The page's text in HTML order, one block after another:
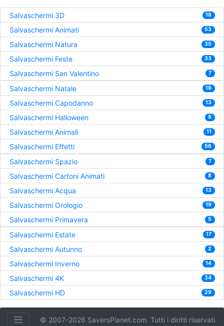
Salvaschermi 3D 18
Salvaschermi Animati 53
Salvaschermi Natura 35
Salvaschermi Feste 33
Salvaschermi San Valentino 7
Salvaschermi Natale 16
Salvaschermi Capodanno 13
Salvaschermi Halloween 8
Salvaschermi Animali 11
Salvaschermi Effetti 56
Salvaschermi Spazio 7
Salvaschermi Cartoni Animati 8
Salvaschermi Acqua 13
Salvaschermi Orologio 19
Salvaschermi Primavera 5
Salvaschermi Estate 17
Salvaschermi Autunno 2
Salvaschermi Inverno 14
Salvaschermi 4K 34
Salvaschermi HD 29
© 2007-2026 SaversPlanet.com. Tutti i diritti riservati.